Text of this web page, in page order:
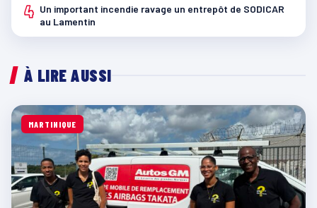
4 Un important incendie ravage un entrepôt de SODICAR
au Lamentin
À LIRE AUSSI
MARTINIQUE